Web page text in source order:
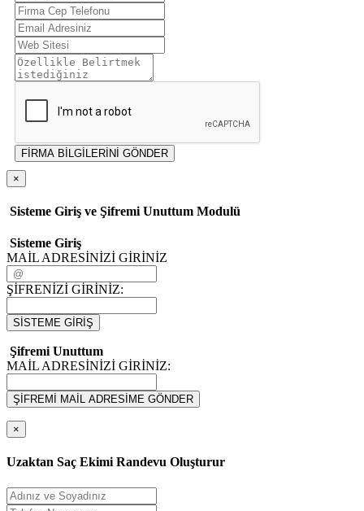
FİRMA BİLGİLERİNİ GÖNDER
×
Sisteme Giriş ve Şifremi Unuttum Modulü
Sisteme Giriş
MAİL ADRESİNİZİ GİRİNİZ
ŞİFRENİZİ GİRİNİZ:
SİSTEME GİRİŞ
Şifremi Unuttum
MAİL ADRESİNİZİ GİRİNİZ:
ŞİFREMİ MAİL ADRESİME GÖNDER
×
Uzaktan Saç Ekimi Randevu Oluşturur